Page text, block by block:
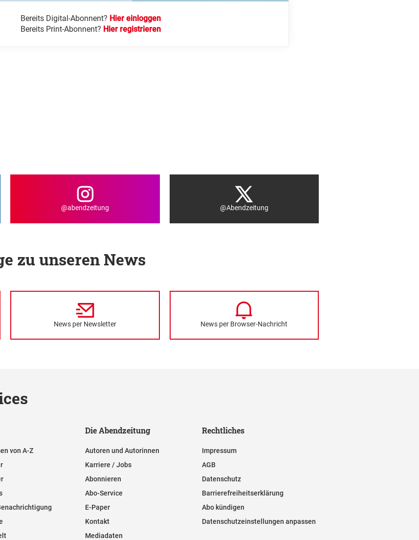
Bereits Digital-Abonnent? Hier einloggen
Bereits Print-Abonnent? Hier registrieren
@abendzeitung @Abendzeitung
zu unseren News
News per Newsletter News per Browser-Nachricht
von A-Z
Die Abendzeitung
Autoren und Autorinnen
Karriere / Jobs
Abonnieren
Abo-Service
E-Paper
Kontakt
Mediadaten
Rechtliches
Impressum
AGB
Datenschutz
Barrierefreiheitserklärung
Abo kündigen
Datenschutzeinstellungen anpassen